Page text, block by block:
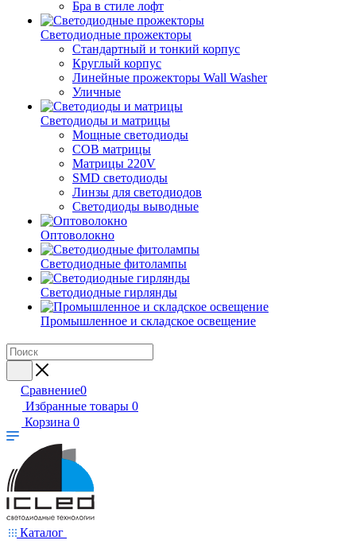
Бра в стиле лофт
Светодиодные прожекторы
Стандартный и тонкий корпус
Круглый корпус
Линейные прожекторы Wall Washer
Уличные
Светодиоды и матрицы
Мощные светодиоды
COB матрицы
Матрицы 220V
SMD светодиоды
Линзы для светодиодов
Светодиоды выводные
Оптоволокно
Светодиодные фитолампы
Светодиодные гирлянды
Промышленное и складское освещение
Сравнение0
Избранные товары 0
Корзина 0
Каталог